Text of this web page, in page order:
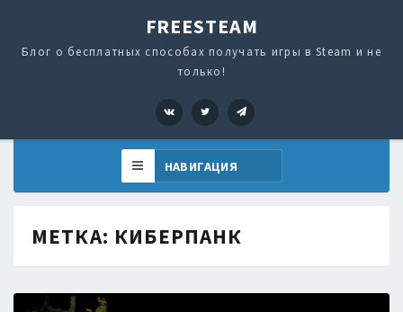
FREESTEAM
Блог о бесплатных способах получать игры в Steam и не
только!
VK Twitter
МЕТКА: КИБЕРПАНК